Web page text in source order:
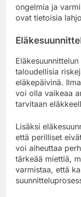
ongelmia ja
ovat tietoisia
taloudellisia
eläkepäivinä.
voi olla vaikeaa
tarvitaan
Lisäksi
että perilliset
voi aiheuttaa
tärkeää miettiä,
varmistaa, että